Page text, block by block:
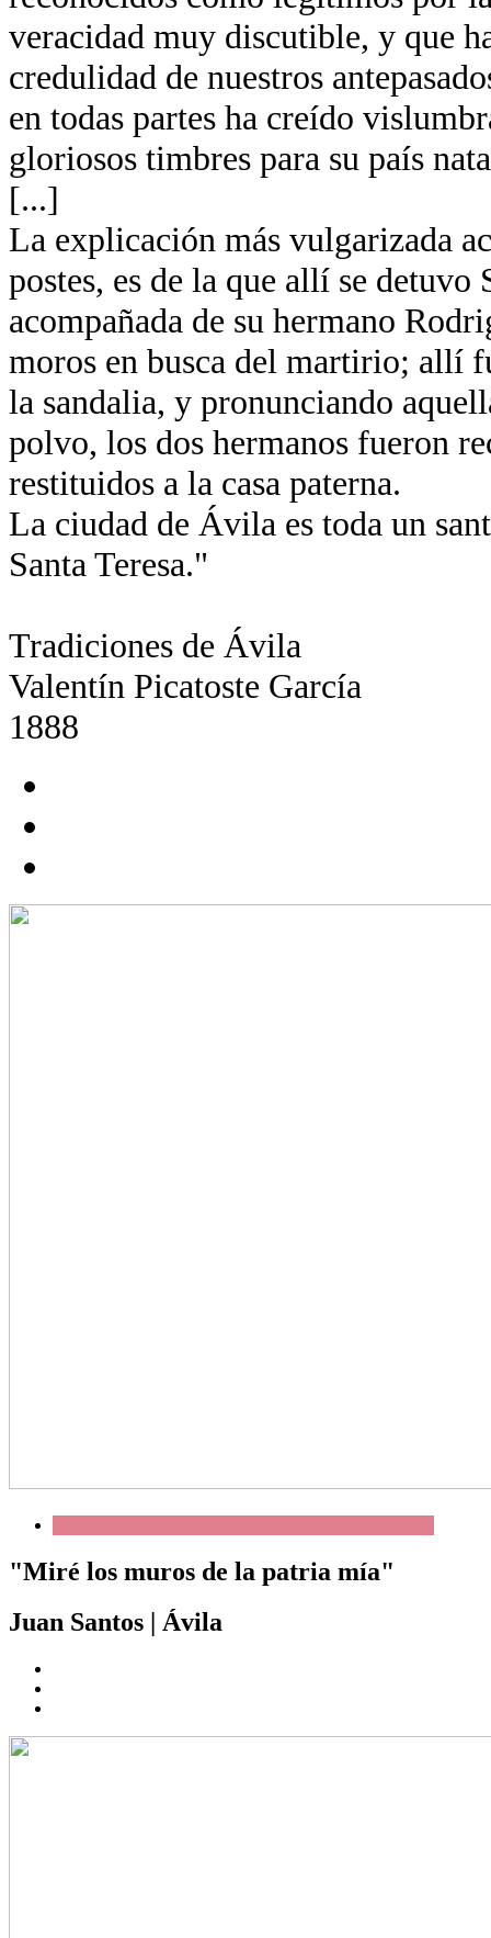
veracidad muy discutible, y que
credulidad de nuestros
en todas partes ha creído
gloriosos timbres para su país
[...]
La explicación más vulgarizada
postes, es de la que allí se detuvo
acompañada de su hermano
moros en busca del martirio; allí
la sandalia, y pronunciando
polvo, los dos hermanos fueron
restituidos a la casa paterna.
La ciudad de Ávila es toda un
Santa Teresa."
Tradiciones de Ávila
Valentín Picatoste García
1888
"Miré los muros de la patria mía"
Juan Santos
Ávila